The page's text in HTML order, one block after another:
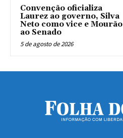
Convenção oficializa
Laurez ao governo, Silva
Neto como vice e Mourão
ao Senado
5 de agosto de 2026